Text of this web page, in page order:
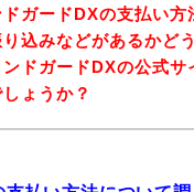
ガードDXの支払い方
込みなどがあるかど
ドガードDXの公式
ょうか？